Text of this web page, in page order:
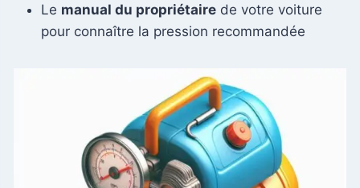
Le manual du propriétaire de votre voiture
pour connaître la pression recommandée